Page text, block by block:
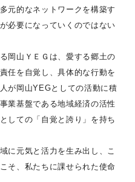
元的なネットワークを構築す
必要になっていくのではない
岡山ＹＥＧは、愛する郷土の
任を自覚し、具体的な行動を
が岡山YEGとしての活動に積
業基盤である地域経済の活性
しての「自覚と誇り」を持ち
に元気と活力を生み出し、こ
そ、私たちに課せられた使命